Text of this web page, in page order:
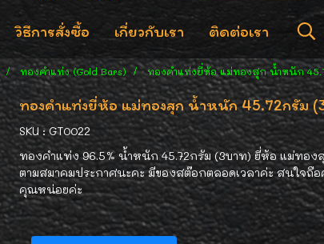
วิธีการสั่งซื้อ เกี่ยวกับเรา ติดต่อเรา
ทองคำแท่ง (Gold Bars) ทองคำแท่งยี่ห้อ แม่ทองสุก น้ำหนัก
ทองคำแท่งยี่ห้อ แม่ทองสุก น้ำหนัก 45.72กรัม
SKU : GT0022
ทองคำแท่ง 96.5% น้ำหนัก 45.72กรัม (3บาท) ยี่ห้อ แม่ทอง
ตามสมาคมประกาศนะคะ มีของสต๊อกตลอดเวลาค่ะ สนใจถือ
คุณหน่อยค่ะ